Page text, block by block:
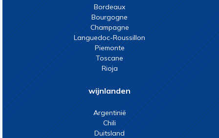
Bordeaux
Bourgogne
Champagne
Languedoc-Roussillon
Piemonte
Toscane
Rioja
wijnlanden
Argentinië
Chili
Duitsland